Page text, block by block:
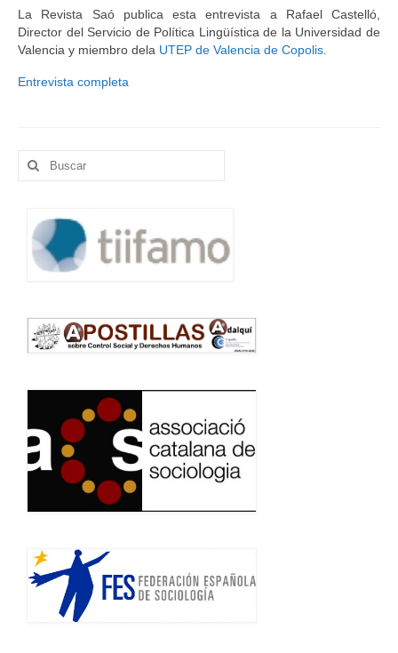
La Revista Saó publica esta entrevista a Rafael Castelló,
Director del Servicio de Política Lingüística de la Universidad de
Valencia y miembro dela UTEP de Valencia de Copolis.
Entrevista completa
Buscar
por: